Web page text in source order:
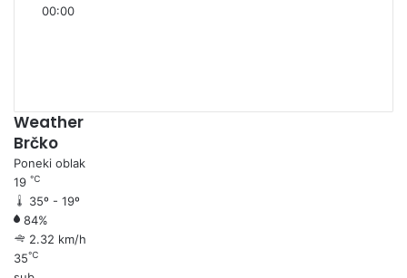
00:00
Weather
Brčko
Poneki oblak
19 ℃
35º - 19º
84%
2.32 km/h
35℃